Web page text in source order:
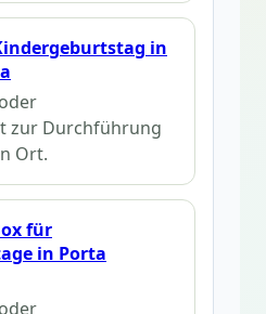
in
zur Durchführung
Ort.
für
in Porta